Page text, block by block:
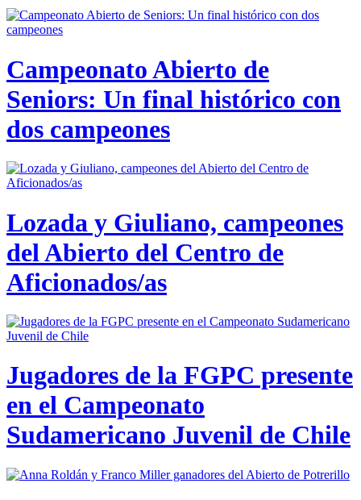
Campeonato Abierto de
Seniors: Un final histórico con
dos campeones
Lozada y Giuliano, campeones
del Abierto del Centro de
Aficionados/as
Jugadores de la FGPC presente
en el Campeonato
Sudamericano Juvenil de Chile